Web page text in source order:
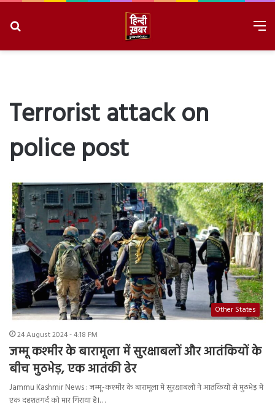
Terrorist attack on
police post
Other States
24 August 2024 - 4:18 PM
जम्मू कश्मीर के बारामूला में सुरक्षाबलों और आतंकियों के
बीच मुठभेड़, एक आतंकी ढेर
Jammu Kashmir News : जम्मू-कश्मीर के बारामूला में सुरक्षाबलों ने आतंकियों से मुठभेड़ में
एक दहशतगर्द को मार गिराया है।…